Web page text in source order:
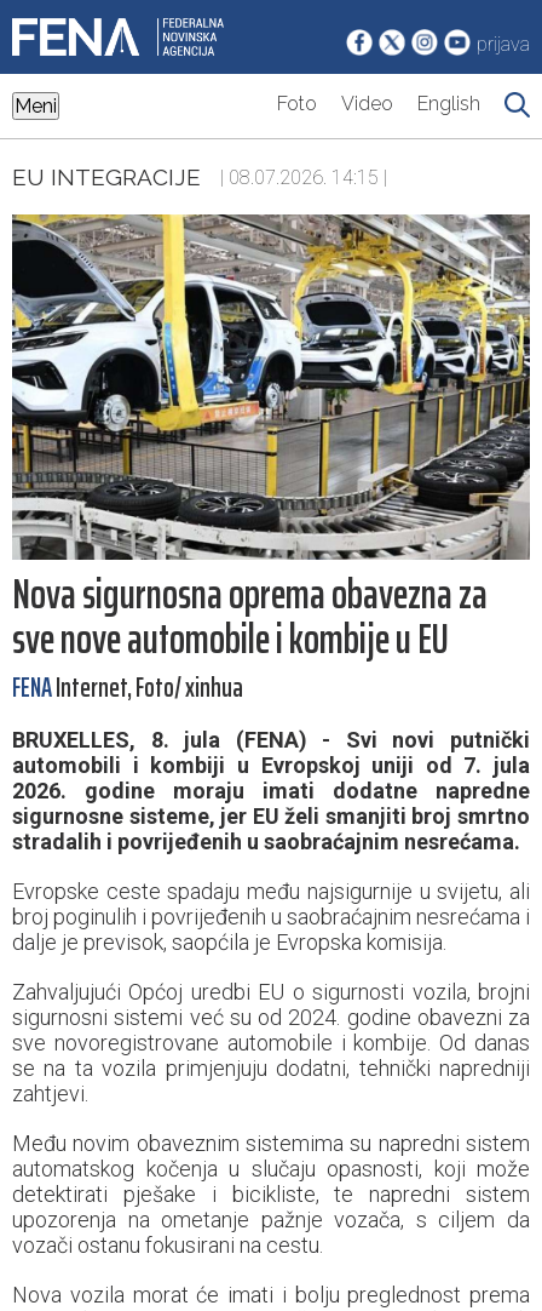
prijava
Meni Foto Video English
EU INTEGRACIJE | 08.07.2026. 14:15 |
Nova sigurnosna oprema obavezna za
sve nove automobile i kombije u EU
FENAInternet, Foto/ xinhua
BRUXELLES, 8. jula (FENA) - Svi novi putnički
automobili i kombiji u Evropskoj uniji od 7. jula
2026. godine moraju imati dodatne napredne
sigurnosne sisteme, jer EU želi smanjiti broj smrtno
stradalih i povrijeđenih u saobraćajnim nesrećama.
Evropske ceste spadaju među najsigurnije u svijetu, ali
broj poginulih i povrijeđenih u saobraćajnim nesrećama i
dalje je previsok, saopćila je Evropska komisija.
Zahvaljujući Općoj uredbi EU o sigurnosti vozila, brojni
sigurnosni sistemi već su od 2024. godine obavezni za
sve novoregistrovane automobile i kombije. Od danas
se na ta vozila primjenjuju dodatni, tehnički napredniji
zahtjevi.
Među novim obaveznim sistemima su napredni sistem
automatskog kočenja u slučaju opasnosti, koji može
detektirati pješake i bicikliste, te napredni sistem
upozorenja na ometanje pažnje vozača, s ciljem da
vozači ostanu fokusirani na cestu.
Nova vozila morat će imati i bolju preglednost prema